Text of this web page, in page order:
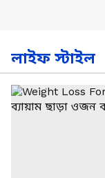
লাইফ স্টাইল